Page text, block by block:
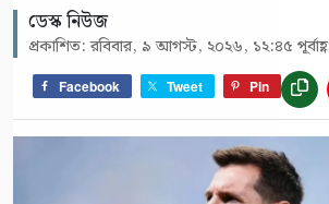
ডেস্ক নিউজ
প্রকাশিত: রবিবার, ৯ আগস্ট, ২০২৬, ১২:৪৫ পূর্বাহ্ণ
Facebook Tweet Pin